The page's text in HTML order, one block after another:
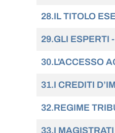
28.IL TITOLO
29.GLI ESPERTI
30.L'ACCESSO
31.I CREDITI
32.REGIME
33.I